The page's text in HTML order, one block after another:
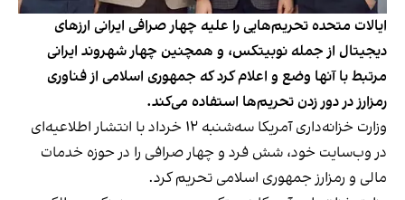
ایالات متحده تحریم‌هایی را علیه چهار صرافی ایرانی ارزهای
دیجیتال از جمله نوبیتکس، و همچنین چهار شهروند ایرانی
مرتبط با آنها وضع و اعلام کرد که جمهوری اسلامی از فناوری
رمزارز در دور زدن تحریم‌ها استفاده می‌کند.
وزارت خزانه‌داری آمریکا سه‌شنبه ۱۲ خرداد با انتشار اطلاعیه‌ای
در وب‌سایت خود، شش فرد و چهار صرافی را در حوزه خدمات
مالی و رمزارز جمهوری اسلامی تحریم کرد.